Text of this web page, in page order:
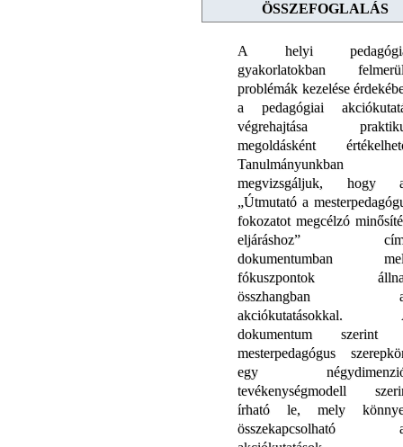
ÖSSZEFOGLALÁS
A helyi
gyakorlatokban
problémák kezelése
a pedagógiai
végrehajtása
megoldásként
Tanulmányunkban
megvizsgáljuk, hogy
„Útmutató a
fokozatot megcélzó
eljáráshoz”
dokumentumban
fókuszpontok
összhangban
akciókutatásokkal.
dokumentum szerint
mesterpedagógus
egy
tevékenységmodell
írható le, mely
összekapcsolható